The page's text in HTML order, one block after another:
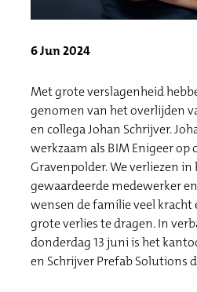
6 Jun 2024
Met grote verslagenheid
genomen van het overlijden
en collega Johan Schrijver.
werkzaam als BIM Enigeer op
Gravenpolder. We verliezen in
gewaardeerde medewerker
wensen de familie veel
grote verlies te dragen. In
donderdag 13 juni is het
en Schrijver Prefab Solutions